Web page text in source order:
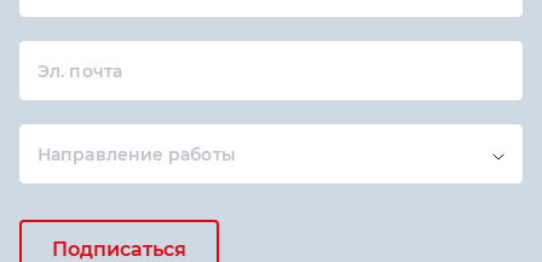
Эл. почта
Направление работы
Подписаться